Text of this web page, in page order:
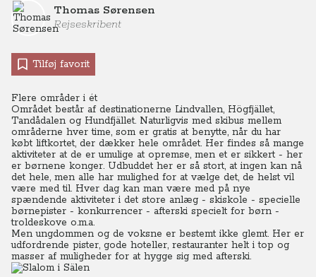
Thomas Sørensen
Rejseskribent
Tilføj favorit
Flere områder i ét
Området består af destinationerne Lindvallen, Högfjället,
Tandådalen og Hundfjället. Naturligvis med skibus mellem
områderne hver time, som er gratis at benytte, når du har
købt liftkortet, der dækker hele området. Her findes så mange
aktiviteter at de er umulige at opremse, men et er sikkert - her
er børnene konger. Udbuddet her er så stort, at ingen kan nå
det hele, men alle har mulighed for at vælge det, de helst vil
være med til. Hver dag kan man være med på nye
spændende aktiviteter i det store anlæg - skiskole - specielle
børnepister - konkurrencer - afterski specielt for børn -
troldeskove o.m.a.
Men ungdommen og de voksne er bestemt ikke glemt. Her er
udfordrende pister, gode hoteller, restauranter helt i top og
masser af muligheder for at hygge sig med afterski.